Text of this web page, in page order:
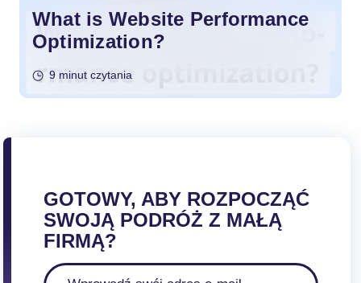
What is Website Performance
Optimization?
9 minut czytania
GOTOWY, ABY ROZPOCZĄĆ
SWOJĄ PODRÓŻ Z MAŁĄ
FIRMĄ?